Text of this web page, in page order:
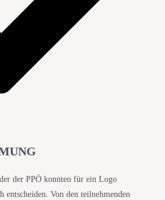
der PPÖ konnten für ein Logo
entscheiden. Von den teilnehmenden